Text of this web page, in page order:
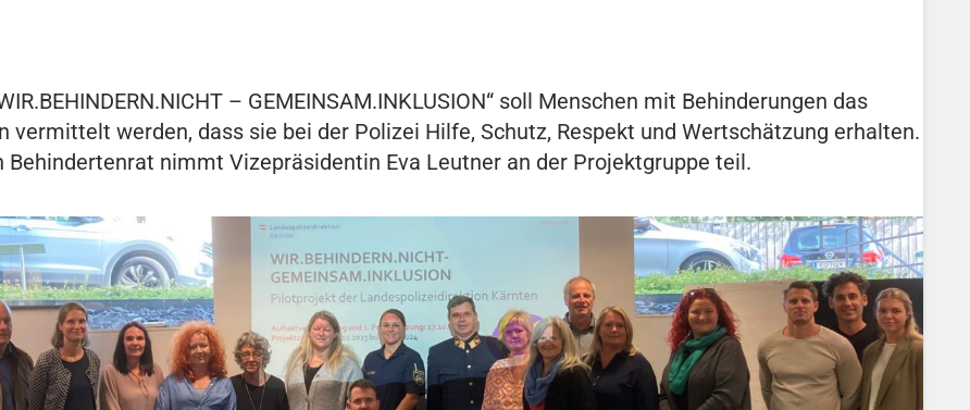
– GEMEINSAM.INKLUSION“ soll Menschen mit Behinderungen das
vermittelt werden, dass sie bei der Polizei Hilfe, Schutz, Respekt und Wertschätzung erhalten.
Behindertenrat nimmt Vizepräsidentin Eva Leutner an der Projektgruppe teil.